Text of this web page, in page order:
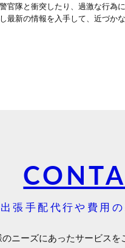
隊と衝突したり、過激な行為
新の情報を入手して、近づか
張手配代行や費用
ニーズにあったサービス